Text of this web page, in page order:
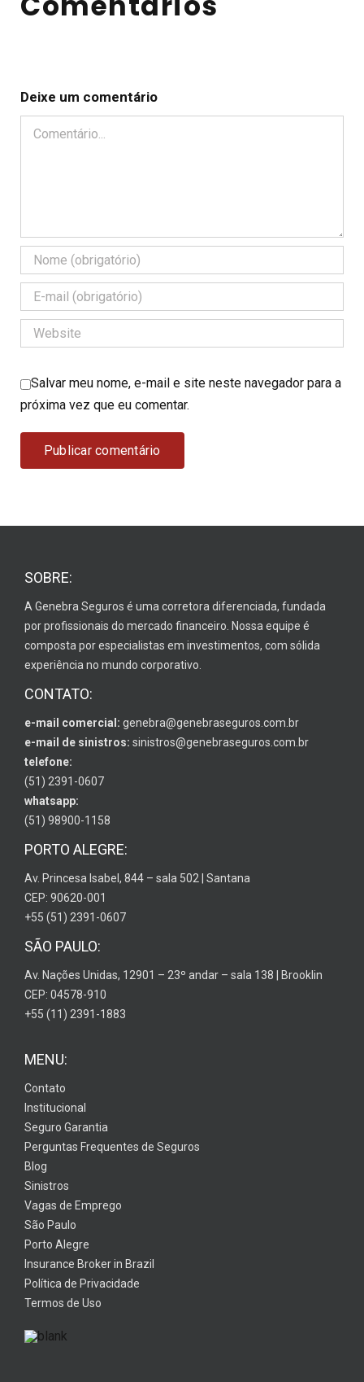
Deixe um comentário
Comentário
Salvar meu nome, e-mail e site neste navegador para a
próxima vez que eu comentar.
SOBRE:
A Genebra Seguros é uma corretora diferenciada, fundada
por profissionais do mercado financeiro. Nossa equipe é
composta por especialistas em investimentos, com sólida
experiência no mundo corporativo.
CONTATO:
e-mail comercial: genebra@genebraseguros.com.br
e-mail de sinistros: sinistros@genebraseguros.com.br
telefone:
(51) 2391-0607
whatsapp:
(51) 98900-1158
PORTO ALEGRE:
Av. Princesa Isabel, 844 – sala 502 | Santana
CEP: 90620-001
+55 (51) 2391-0607
SÃO PAULO:
Av. Nações Unidas, 12901 – 23º andar – sala 138 | Brooklin
CEP: 04578-910
+55 (11) 2391-1883
MENU:
Contato
Institucional
Seguro Garantia
Perguntas Frequentes de Seguros
Blog
Sinistros
Vagas de Emprego
São Paulo
Porto Alegre
Insurance Broker in Brazil
Política de Privacidade
Termos de Uso